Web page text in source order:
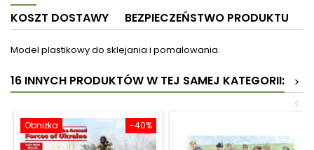
KOSZT DOSTAWY
BEZPIECZEŃSTWO PRODUKTU
Model plastikowy do sklejania i pomalowania.
16 INNYCH PRODUKTÓW W TEJ SAMEJ KATEGORII:
>
<
-40%
Obniżka